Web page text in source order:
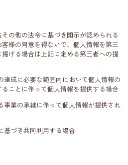
の他の法令に基づき開示が認められる
様の同意を得ないで、個人情報を第三
げる場合は上記に定める第三者への提
達成に必要な範囲内において個人情報の
ことに伴って個人情報を提供する場合
事業の承継に伴って個人情報が提供され
基づき共同利用する場合